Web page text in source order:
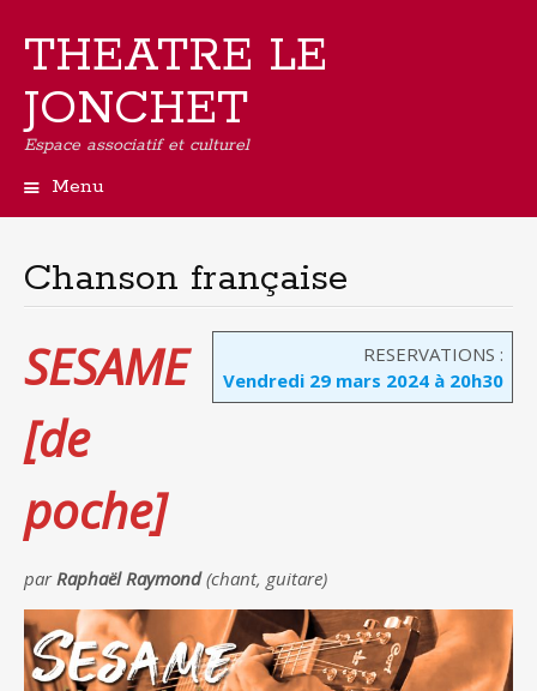
THEATRE LE
JONCHET
Espace associatif et culturel
Menu
principal
Chanson française
RESERVATIONS :
Vendredi 29 mars 2024 à 20h30
SESAME
[de
poche]
parRaphaël Raymond (chant, guitare)